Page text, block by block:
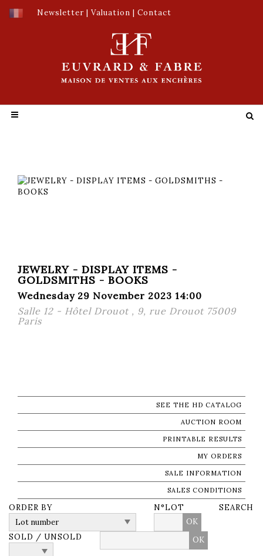
Newsletter | Valuation | Contact
JEWELRY - DISPLAY ITEMS -
GOLDSMITHS - BOOKS
Wednesday 29 November 2023 14:00
Salle 12 - Hôtel Drouot , 9, rue Drouot 75009
Paris
SEE THE HD CATALOG
AUCTION ROOM
PRINTABLE RESULTS
MY ORDERS
SALE INFORMATION
SALES CONDITIONS
ORDER BY
N°LOT
OK
SOLD / UNSOLD
SEARCH